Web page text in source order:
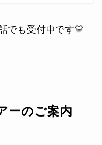
でも受付中です💛
ーのご案内